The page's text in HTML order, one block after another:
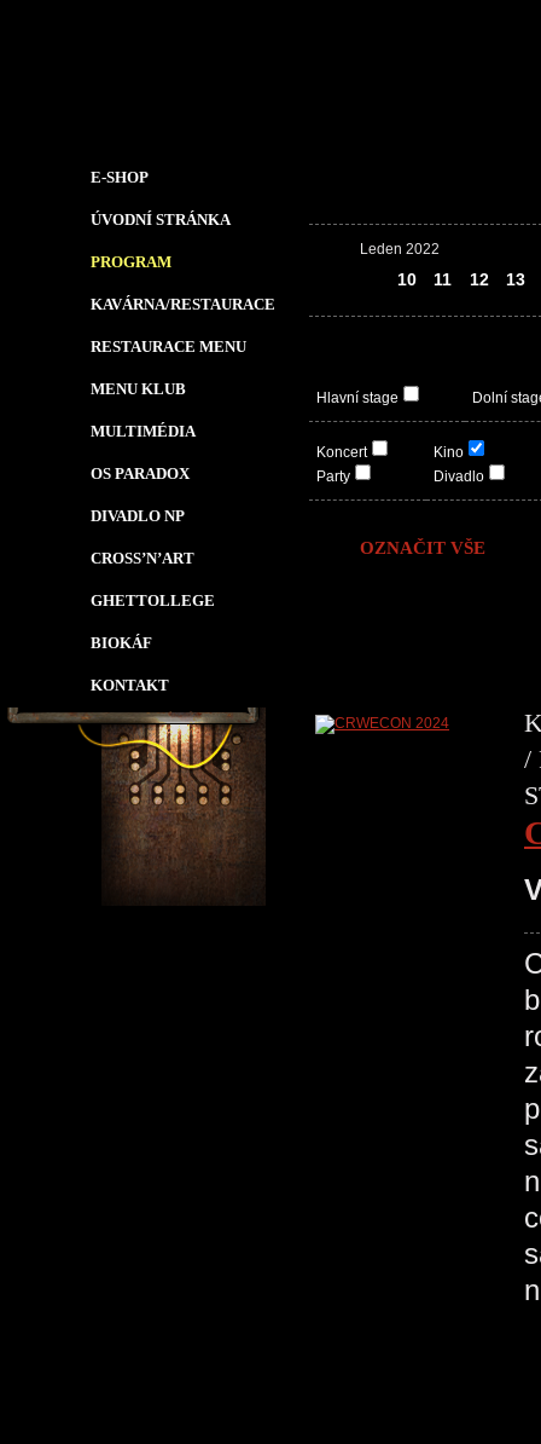
E-SHOP
ÚVODNÍ STRÁNKA
PROGRAM
KAVÁRNA/RESTAURACE
RESTAURACE MENU
MENU KLUB
MULTIMÉDIA
OS PARADOX
DIVADLO NP
CROSS’N’ART
GHETTOLLEGE
BIOKÁF
KONTAKT
Leden 2022
10 11 12 13
Hlavní stage Dolní
Koncert
Party
Kino
Divadlo
OZNAČIT VŠE
/